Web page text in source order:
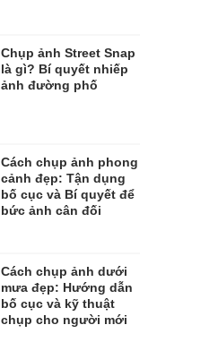
Chụp ảnh Street Snap
là gì? Bí quyết nhiếp
ảnh đường phố
Cách chụp ảnh phong
cảnh đẹp: Tận dụng
bố cục và Bí quyết để
bức ảnh cân đối
Cách chụp ảnh dưới
mưa đẹp: Hướng dẫn
bố cục và kỹ thuật
chụp cho người mới